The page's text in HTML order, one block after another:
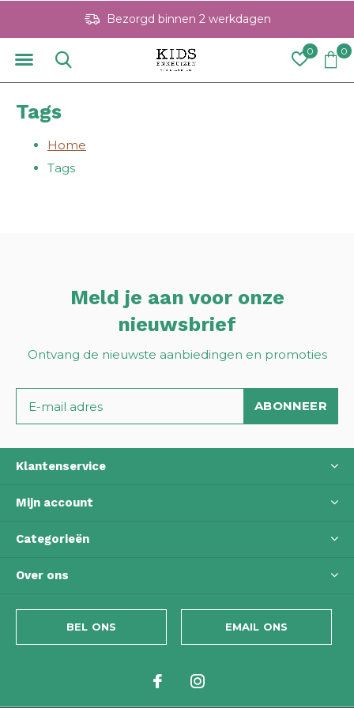
0 0
Bezorgd binnen 2 werkdagen
Tags
Home
Tags
Meld je aan voor onze
nieuwsbrief
Ontvang de nieuwste aanbiedingen en promoties
ABONNEER
Klantenservice
Mijn account
Categorieën
Over ons
BEL ONS EMAIL ONS